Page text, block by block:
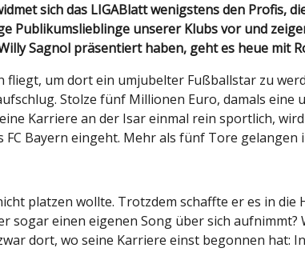
Publikumslieblinge unserer Klubs vor und
Sagnol präsentiert haben, geht es heue mit
um dort ein umjubelter Fußballstar zu
Stolze fünf Millionen Euro, damals eine
Karriere an der Isar einmal rein sportlich,
Bayern eingeht. Mehr als fünf Tore gelangen
platzen wollte. Trotzdem schaffte er es in die
sogar einen eigenen Song über sich
dort, wo seine Karriere einst begonnen hat: